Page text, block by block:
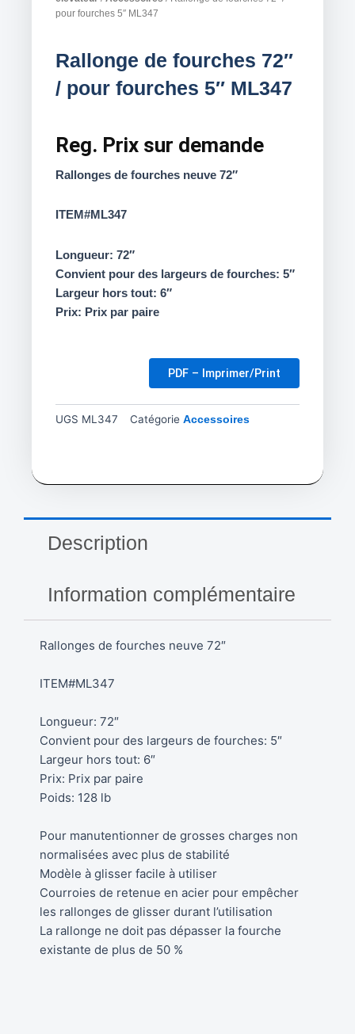
pour fourches 5″ ML347
Rallonge de fourches 72″
/ pour fourches 5″ ML347
Reg. Prix sur demande
Rallonges de fourches neuve 72″
ITEM#ML347
Longueur: 72″
Convient pour des largeurs de fourches: 5″
Largeur hors tout: 6″
Prix: Prix par paire
PDF – Imprimer/Print
UGS ML347 Catégorie Accessoires
Description
Information complémentaire
Rallonges de fourches neuve 72″
ITEM#ML347
Longueur: 72″
Convient pour des largeurs de fourches: 5″
Largeur hors tout: 6″
Prix: Prix par paire
Poids: 128 lb
Pour manutentionner de grosses charges non
normalisées avec plus de stabilité
Modèle à glisser facile à utiliser
Courroies de retenue en acier pour empêcher
les rallonges de glisser durant l’utilisation
La rallonge ne doit pas dépasser la fourche
existante de plus de 50 %